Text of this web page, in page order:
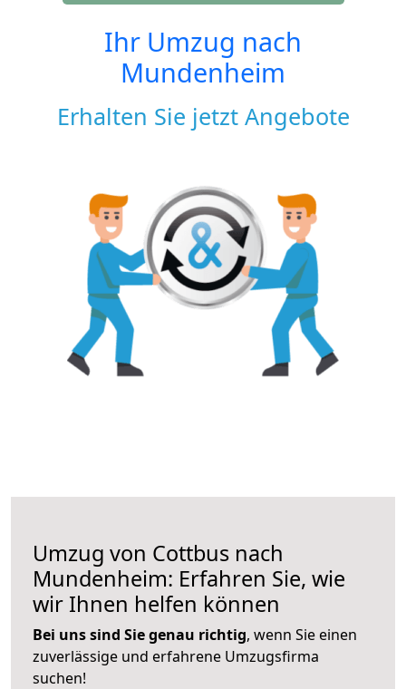
Ihr Umzug nach
Mundenheim
Erhalten Sie jetzt Angebote
Umzug von Cottbus nach
Mundenheim: Erfahren Sie, wie
wir Ihnen helfen können
Bei uns sind Sie genau richtig, wenn Sie einen
zuverlässige und erfahrene Umzugsfirma
suchen!